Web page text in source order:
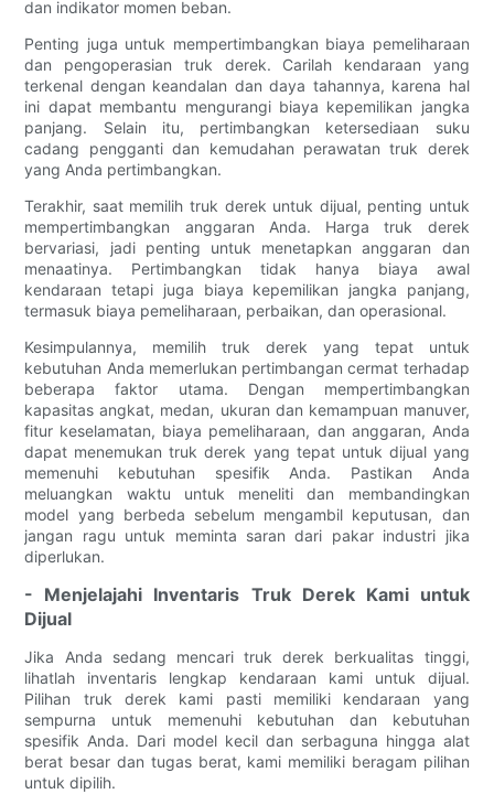
dan indikator momen beban.
Penting juga untuk mempertimbangkan biaya pemeliharaan
dan pengoperasian truk derek. Carilah kendaraan yang
terkenal dengan keandalan dan daya tahannya, karena hal
ini dapat membantu mengurangi biaya kepemilikan jangka
panjang. Selain itu, pertimbangkan ketersediaan suku
cadang pengganti dan kemudahan perawatan truk derek
yang Anda pertimbangkan.
Terakhir, saat memilih truk derek untuk dijual, penting untuk
mempertimbangkan anggaran Anda. Harga truk derek
bervariasi, jadi penting untuk menetapkan anggaran dan
menaatinya. Pertimbangkan tidak hanya biaya awal
kendaraan tetapi juga biaya kepemilikan jangka panjang,
termasuk biaya pemeliharaan, perbaikan, dan operasional.
Kesimpulannya, memilih truk derek yang tepat untuk
kebutuhan Anda memerlukan pertimbangan cermat terhadap
beberapa faktor utama. Dengan mempertimbangkan
kapasitas angkat, medan, ukuran dan kemampuan manuver,
fitur keselamatan, biaya pemeliharaan, dan anggaran, Anda
dapat menemukan truk derek yang tepat untuk dijual yang
memenuhi kebutuhan spesifik Anda. Pastikan Anda
meluangkan waktu untuk meneliti dan membandingkan
model yang berbeda sebelum mengambil keputusan, dan
jangan ragu untuk meminta saran dari pakar industri jika
diperlukan.
- Menjelajahi Inventaris Truk Derek Kami untuk
Dijual
Jika Anda sedang mencari truk derek berkualitas tinggi,
lihatlah inventaris lengkap kendaraan kami untuk dijual.
Pilihan truk derek kami pasti memiliki kendaraan yang
sempurna untuk memenuhi kebutuhan dan kebutuhan
spesifik Anda. Dari model kecil dan serbaguna hingga alat
berat besar dan tugas berat, kami memiliki beragam pilihan
untuk dipilih.